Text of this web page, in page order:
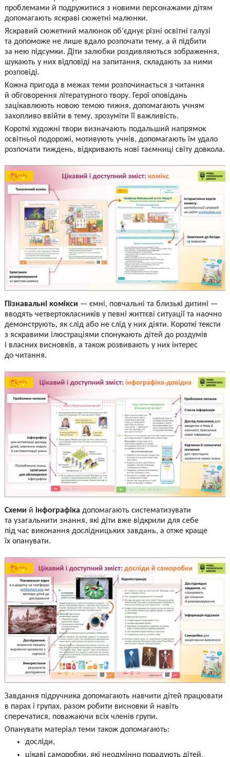
проблемами й подружитися з новими персонажами дітям
допомагають яскраві сюжетні малюнки.
Яскравий сюжетний малюнок об’єднує різні освітні галузі
та допоможе не лише вдало розпочати тему, а й підбити
за нею підсумки. Діти залюбки роздивляються зображення,
шукають у них відповіді на запитання, складають за ними
розповіді.
Кожна пригода в межах теми розпочинається з читання
й обговорення літературного твору. Герої оповідань
зацікавлюють новою темою тижня, допомагають учням
захопливо ввійти в тему, зрозуміти її важливість.
Короткі художні твори визначають подальший напрямок
освітньої подорожі, мотивують учнів, допомагають їм удало
розпочати тиждень, відкривають нові таємниці світу довкола.
Пізнавальні комікси — ємні, повчальні та близькі дитині —
вводять четвертокласників у певні життєві ситуації та наочно
демонструють, як слід або не слід у них діяти. Короткі тексти
з яскравими ілюстраціями спонукають дітей до роздумів
і власних висновків, а також розвивають у них інтерес
до читання.
Схеми й інфографіка допомагають систематизувати
та узагальнити знання, які діти вже відкрили для себе
під час виконання дослідницьких завдань, а отже краще
їх опанувати.
Завдання підручника допомагають навчити дітей працювати
в парах і групах, разом робити висновки й навіть
сперечатися, поважаючи всіх членів групи.
Опанувати матеріал теми також допомагають:
досліди,
цікаві саморобки, які неодмінно порадують дітей,